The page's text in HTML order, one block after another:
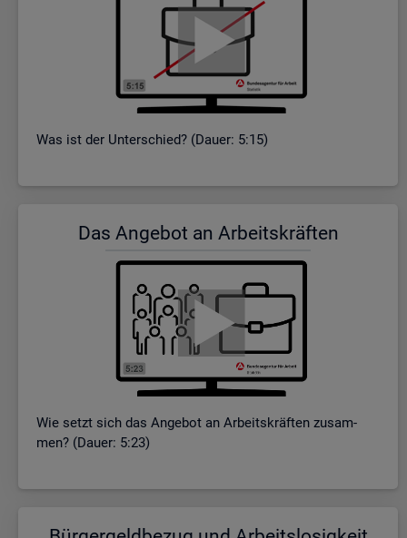
Was ist der Un­ter­schied? (Dauer: 5:15)
Das An­ge­bot an Ar­beits­kräf­ten
Wie setzt sich das An­ge­bot an Ar­beits­kräf­ten zu­sam­
men? (Dauer: 5:23)